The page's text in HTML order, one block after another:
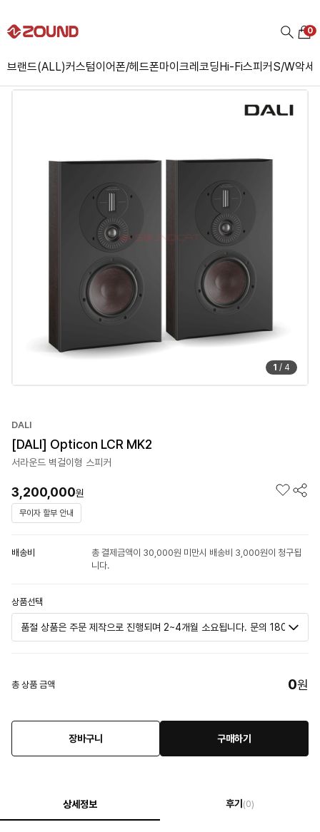
브랜드(ALL)커스텀이어폰/헤드폰마이크레코딩Hi-Fi스피커S/W악세
0
1 / 4
DALI
[DALI] Opticon LCR MK2
서라운드 벽걸이형 스피커
3,200,000원
무이자 할부 안내
배송비
총 결제금액이 30,000원 미만시 배송비 3,000원이 청구됩
니다.
상품선택
총 상품 금액 0원
장바구니 구매하기
상세정보 후기 (0)